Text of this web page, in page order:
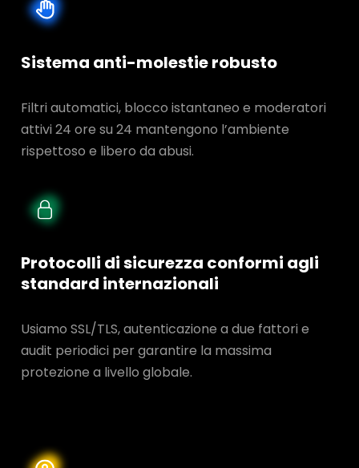
Sistema anti-molestie robusto
Filtri automatici, blocco istantaneo e moderatori
attivi 24 ore su 24 mantengono l’ambiente
rispettoso e libero da abusi.
Protocolli di sicurezza conformi agli
standard internazionali
Usiamo SSL/TLS, autenticazione a due fattori e
audit periodici per garantire la massima
protezione a livello globale.